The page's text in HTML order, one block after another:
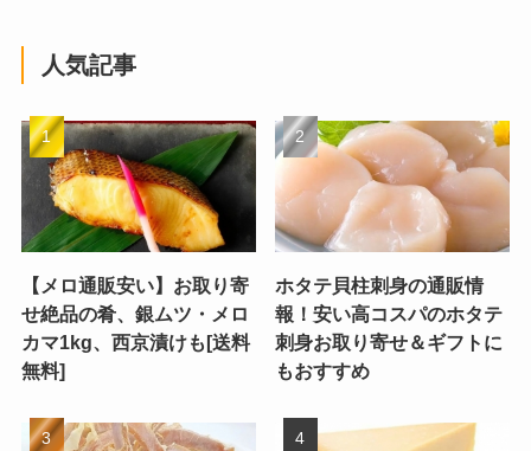
人気記事
【メロ通販安い】お取り寄
せ絶品の肴、銀ムツ・メロ
カマ1kg、西京漬けも[送料
無料]
ホタテ貝柱刺身の通販情
報！安い高コスパのホタテ
刺身お取り寄せ＆ギフトに
もおすすめ